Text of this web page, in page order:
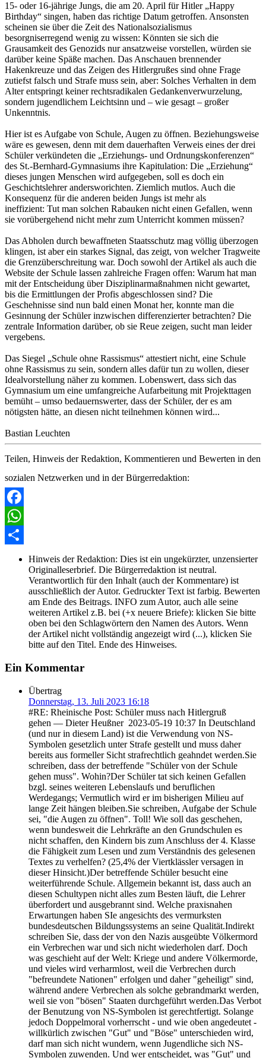
15- oder 16-jährige Jungs, die am 20. April für Hitler „Happy
Birthday“ singen, haben das richtige Datum getroffen. Ansonsten
scheinen sie über die Zeit des Nationalsozialismus
besorgniserregend wenig zu wissen: Könnten sie sich die
Grausamkeit des Genozids nur ansatzweise vorstellen, würden sie
darüber keine Späße machen. Das Anschauen brennender
Hakenkreuze und das Zeigen des Hitlergrußes sind ohne Frage
zutiefst falsch und Strafe muss sein, aber: Solches Verhalten in dem
Alter entspringt keiner rechtsradikalen Gedankenverwurzelung,
sondern jugendlichem Leichtsinn und – wie gesagt – großer
Unkenntnis.
Hier ist es Aufgabe von Schule, Augen zu öffnen. Beziehungsweise
wäre es gewesen, denn mit dem dauerhaften Verweis eines der drei
Schüler verkündeten die „Erziehungs- und Ordnungskonferenzen“
des St.-Bernhard-Gymnasiums ihre Kapitulation: Die „Erziehung“
dieses jungen Menschen wird aufgegeben, soll es doch ein
Geschichtslehrer andersworichten. Ziemlich mutlos. Auch die
Konsequenz für die anderen beiden Jungs ist mehr als
ineffizient: Tut man solchen Rabauken nicht einen Gefallen, wenn
sie vorübergehend nicht mehr zum Unterricht kommen müssen?
Das Abholen durch bewaffneten Staatsschutz mag völlig überzogen
klingen, ist aber ein starkes Signal, das zeigt, von welcher Tragweite
die Grenzüberschreitung war. Doch sowohl der Artikel als auch die
Website der Schule lassen zahlreiche Fragen offen: Warum hat man
mit der Entscheidung über Disziplinarmaßnahmen nicht gewartet,
bis die Ermittlungen der Profis abgeschlossen sind? Die
Geschehnisse sind nun bald einen Monat her, konnte man die
Gesinnung der Schüler inzwischen differenzierter betrachten? Die
zentrale Information darüber, ob sie Reue zeigen, sucht man leider
vergebens.
Das Siegel „Schule ohne Rassismus“ attestiert nicht, eine Schule
ohne Rassismus zu sein, sondern alles dafür tun zu wollen, dieser
Idealvorstellung näher zu kommen. Lobenswert, dass sich das
Gymnasium um eine umfangreiche Aufarbeitung mit Projekttagen
bemüht – umso bedauernswerter, dass der Schüler, der es am
nötigsten hätte, an diesen nicht teilnehmen können wird...
Bastian Leuchten
Teilen, Hinweis der Redaktion, Kommentieren und Bewerten in den
sozialen Netzwerken und in der Bürgerredaktion:
Facebook
WhatsApp
Hinweis der Redaktion: Dies ist ein ungekürzter, unzensierter
Originalleserbrief. Die Bürgerredaktion ist neutral.
Verantwortlich für den Inhalt (auch der Kommentare) ist
ausschließlich der Autor. Gedruckter Text ist farbig. Bewerten
am Ende des Beitrags. INFO zum Autor, auch alle seine
weiteren Artikel z.B. bei (+x neuere Briefe): klicken Sie bitte
oben bei den Schlagwörtern den Namen des Autors. Wenn
der Artikel nicht vollständig angezeigt wird (...), klicken Sie
bitte auf den Titel. Ende des Hinweises.
Ein Kommentar
Übertrag
Donnerstag, 13. Juli 2023 16:18
#RE: Rheinische Post: Schüler muss nach Hitlergruß
gehen — Dieter Heußner 2023-05-19 10:37 In Deutschland
(und nur in diesem Land) ist die Verwendung von NS-
Symbolen gesetzlich unter Strafe gestellt und muss daher
bereits aus formeller Sicht strafrechtlich geahndet werden.Sie
schreiben, dass der betreffende "Schüler von der Schule
gehen muss". Wohin?Der Schüler tat sich keinen Gefallen
bzgl. seines weiteren Lebenslaufs und beruflichen
Werdegangs; Vermutlich wird er im bisherigen Milieu auf
lange Zeit hängen bleiben.Sie schreiben, Aufgabe der Schule
sei, "die Augen zu öffnen". Toll! Wie soll das geschehen,
wenn bundesweit die Lehrkräfte an den Grundschulen es
nicht schaffen, den Kindern bis zum Anschluss der 4. Klasse
die Fähigkeit zum Lesen und zum Verständnis des gelesenen
Textes zu verhelfen? (25,4% der Viertklässler versagen in
dieser Hinsicht.)Der betreffende Schüler besucht eine
weiterführende Schule. Allgemein bekannt ist, dass auch an
diesen Schultypen nicht alles zum Besten läuft, die Lehrer
überfordert und ausgebrannt sind. Welche praxisnahen
Erwartungen haben SIe angesichts des vermurksten
bundesdeutschen Bildungssystems an seine Qualität.Indirekt
schreiben Sie, dass der von den Nazis ausgeübte Völkermord
ein Verbrechen war und sich nicht wiederholen darf. Doch
was geschieht auf der Welt: Kriege und andere Völkermorde,
und vieles wird verharmlost, weil die Verbrechen durch
"befreundete Nationen" erfolgen und daher "geheiligt" sind,
während andere Verbrechen als solche gebrandmarkt werden,
weil sie von "bösen" Staaten durchgeführt werden.Das Verbot
der Benutzung von NS-Symbolen ist gerechtfertigt. Solange
jedoch Doppelmoral vorherrscht - und wie oben angedeutet -
willkürlich zwischen "Gut" und "Böse" unterschieden wird,
darf man sich nicht wundern, wenn Jugendliche sich NS-
Symbolen zuwenden. Und wer entscheidet, was "Gut" und